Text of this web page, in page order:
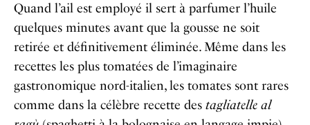
Quand l’ail est employé il sert à parfumer l’huile
quelques minutes avant que la gousse ne soit
retirée et définitivement éliminée. Même dans les
recettes les plus tomatées de l’imaginaire
gastronomique nord-italien, les tomates sont rares
comme dans la célèbre recette des tagliatelle al